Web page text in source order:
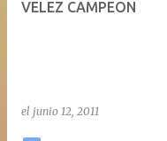
VELEZ CAMPEON
el junio 12, 2011